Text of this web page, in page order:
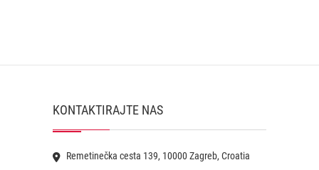
KONTAKTIRAJTE NAS
Remetinečka cesta 139, 10000 Zagreb, Croatia